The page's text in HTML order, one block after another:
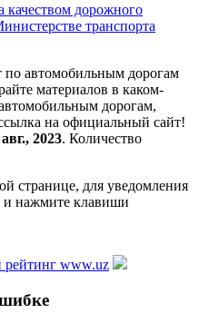
качеством дорожного
транспорта
автомобильным дорогам
материалов в каком-
дорогам,
на официальный сайт!
2023. Количество
странице, для уведомления
и нажмите клавиши